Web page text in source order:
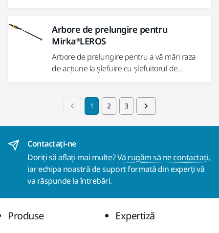
Arbore de prelungire pentru
Mirka®LEROS
Arbore de prelungire pentru a vă mări raza
de acțiune la șlefuire cu șlefuitorul de...
1 2 3
Contactaţi-ne
Doriți să aflați mai multe?Vă rugăm să ne contactați,
iar echipa noastră de suport formată din experți vă
va răspunde la întrebări.
Produse Expertiză